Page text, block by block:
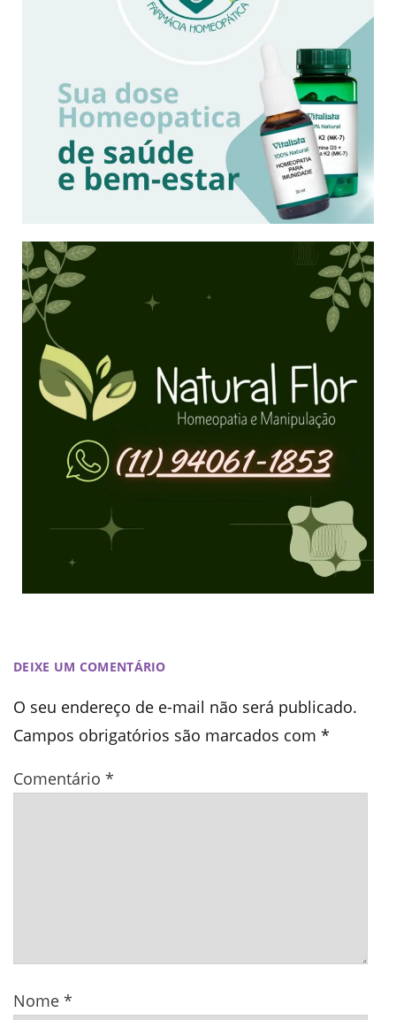
DEIXE UM COMENTÁRIO
O seu endereço de e-mail não será publicado.
Campos obrigatórios são marcados com *
Comentário *
Nome *